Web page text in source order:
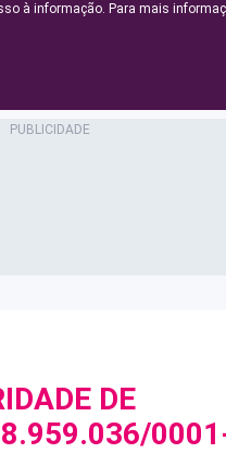
à informação. Para mais
DE